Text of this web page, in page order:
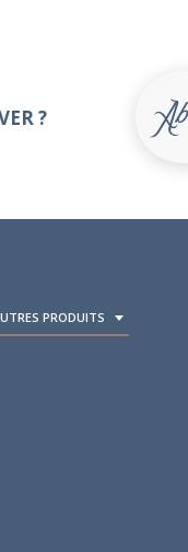
?
PRODUITS
TOGGLE